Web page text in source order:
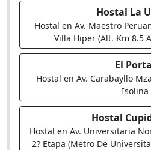
Hostal La
Hostal en Av. Maestro
Villa Hiper (Alt. Km 8.5
El
Hostal en Av. Carabayllo
Isolina
Hostal
Hostal en Av. Universitaria
2? Etapa (Metro De